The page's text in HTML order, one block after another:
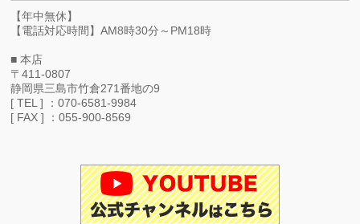
【年中無休】
【電話対応時間】AM8時30分～PM18時
■ 本店
〒411-0807
静岡県三島市竹倉271番地の9
[ TEL ] ：070-6581-9984
[ FAX ] ：055-900-8569